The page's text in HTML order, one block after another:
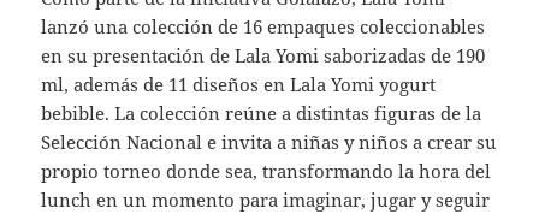
lanzó una colección de 16 empaques coleccionables
en su presentación de Lala Yomi saborizadas de 190
ml, además de 11 diseños en Lala Yomi yogurt
bebible. La colección reúne a distintas figuras de la
Selección Nacional e invita a niñas y niños a crear su
propio torneo donde sea, transformando la hora del
lunch en un momento para imaginar, jugar y seguir